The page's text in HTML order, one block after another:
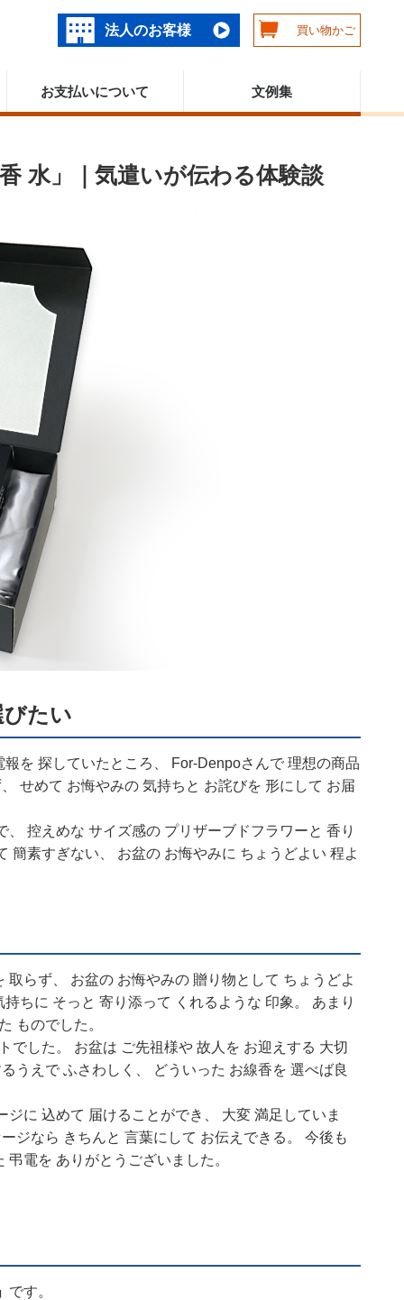
法人のお客様 買い物かご
お支払いについて 文例集
水」｜気遣いが伝わる体験談
たい
を 探していたところ、 For-Denpoさんで 理想の商品
せめて お悔やみの 気持ちと お詫びを 形にして お届
控えめな サイズ感の プリザーブドフラワーと 香り
簡素すぎない、 お盆の お悔やみに ちょうどよい 程よ
らず、 お盆の お悔やみの 贈り物として ちょうどよ
ちに そっと 寄り添って くれるような 印象。 あまり
ものでした。
でした。 お盆は ご先祖様や 故人を お迎えする 大切
うえで ふさわしく、 どういった お線香を 選べば良
に 込めて 届けることができ、 大変 満足していま
ジなら きちんと 言葉にして お伝えできる。 今後も
電を ありがとうございました。
です。